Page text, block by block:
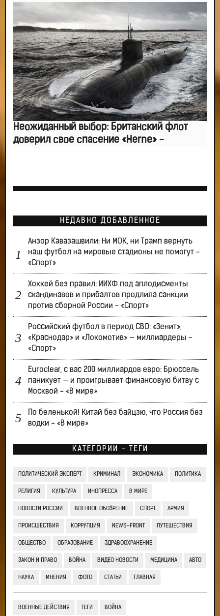
Неожиданный выбор: Британский флот
доверил свое спасение «Herne» -
НЕДАВНО ДОБАВЛЕННОЕ
Анзор Кавазашвили: Ни МОК, ни Трамп вернуть
наш футбол на мировые стадионы не помогут -
«Спорт»
Хоккей без правил: ИИХФ под аплодисменты
скандинавов и прибалтов продлила санкции
против сборной России - «Спорт»
Российский футбол в период СВО: «Зенит»,
«Краснодар» и «Локомотив» — миллиардеры -
«Спорт»
Euroclear, с вас 200 миллиардов евро: Брюссель
паникует — и проигрывает финансовую битву с
Москвой - «В мире»
По беленькой! Китай без байцзю, что Россия без
водки - «В мире»
КАТЕГОРИИ - ТЕГИ
ПОЛИТИЧЕСКИЙ ЭКСПЕРТ КРИМИНАЛ ЭКОНОМИКА ПОЛИТИКА
РЕЛИГИЯ КУЛЬТУРА ИНОПРЕССА В МИРЕ
НОВОСТИ РОССИИ ВОЕННОЕ ОБОЗРЕНИЕ СПОРТ АРМИЯ
ПРОИСШЕСТВИЯ КОРРУПЦИЯ NEWS-FRONT ПУТЕШЕСТВИЯ
ОБЩЕСТВО ОБРАЗОВАНИЕ ЗДРАВООХРАНЕНИЕ
ЗАКОН И ПРАВО ВОЙНА ВИДЕО НОВОСТИ МЕДИЦИНА АВТО
НАУКА МНЕНИЯ ФОТО СТАТЬИ ГЛАВНАЯ
ВОЕННЫЕ ДЕЙСТВИЯ ТЕГИ ВОЙНА